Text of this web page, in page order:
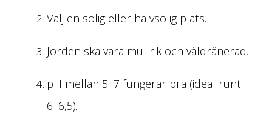
Välj en solig eller halvsolig plats.
Jorden ska vara mullrik och väldränerad.
pH mellan 5–7 fungerar bra (ideal runt
6–6,5).